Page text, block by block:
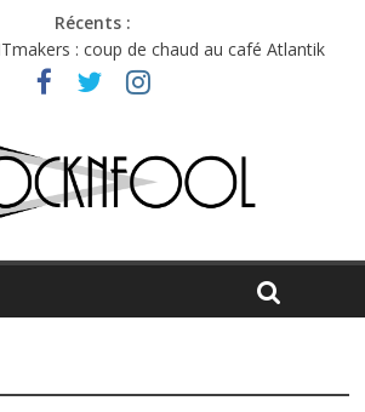
Récents :
: coup de chaud au café Atlantik
: température et émotions en hausse
de choisir entre chaleur et bonne
Festival : entre bière, métal et
: la leçon de pop du Professeur Puth